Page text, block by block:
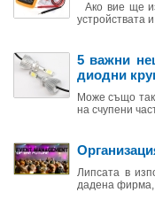
Ако вие ще
устройствата
5 важни
диодни
Може също
на счупени
Липсата в
дадена фирма,